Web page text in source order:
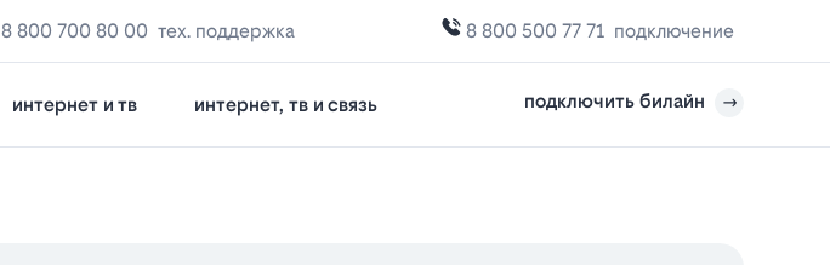
8 800 700 80 00 тех. поддержка 8 800 500 77 71 подключение
интернет и тв интернет, тв и связь подключить билайн